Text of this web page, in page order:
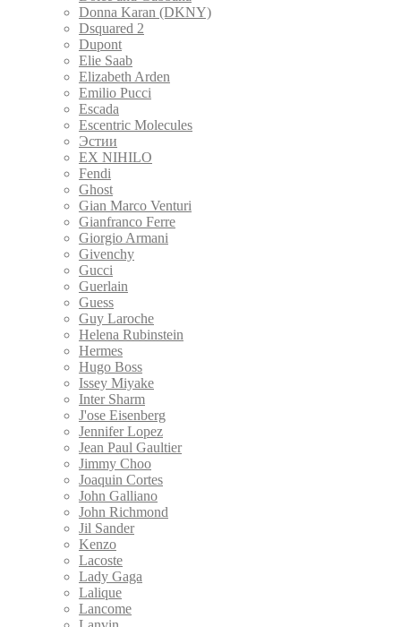
Donna Karan (DKNY)
Dsquared 2
Dupont
Elie Saab
Elizabeth Arden
Emilio Pucci
Escada
Escentric Molecules
Эстии
EX NIHILO
Fendi
Ghost
Gian Marco Venturi
Gianfranco Ferre
Giorgio Armani
Givenchy
Gucci
Guerlain
Guess
Guy Laroche
Helena Rubinstein
Hermes
Hugo Boss
Issey Miyake
Inter Sharm
J'ose Eisenberg
Jennifer Lopez
Jean Paul Gaultier
Jimmy Choo
Joaquin Cortes
John Galliano
John Richmond
Jil Sander
Kenzo
Lacoste
Lady Gaga
Lalique
Lancome